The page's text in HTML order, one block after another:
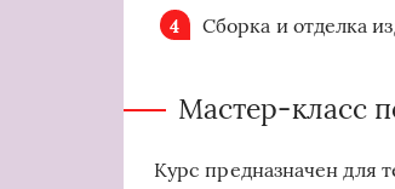
Сборка и отделка
Мастер-класс
Курс предназначен для